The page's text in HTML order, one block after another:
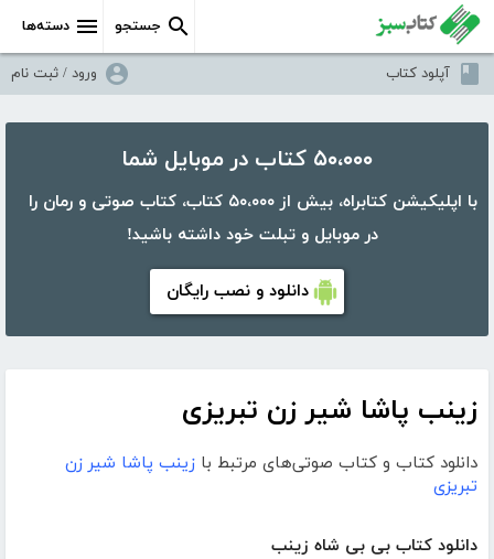
دسته‌ها جستجو
آپلود کتاب ورود / ثبت نام
۵۰،۰۰۰ کتاب در موبایل شما
با اپلیکیشن کتابراه، بیش از ۵۰،۰۰۰ کتاب، کتاب صوتی و رمان را
در موبایل و تبلت خود داشته باشید!
دانلود و نصب رایگان
زینب پاشا شیر زن تبریزی
دانلود کتاب و کتاب صوتی‌های مرتبط با زینب پاشا شیر زن
تبریزی
دانلود کتاب بی بی شاه زینب